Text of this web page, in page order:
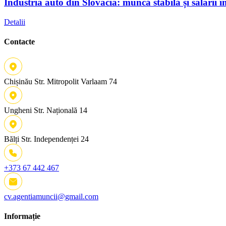
Industria auto din Slovacia: muncă stabilă și salarii
Detalii
Contacte
Chișinău Str. Mitropolit Varlaam 74
Ungheni Str. Națională 14
Bălți Str. Independenței 24
+373 67 442 467
cv.agentiamuncii@gmail.com
Informație